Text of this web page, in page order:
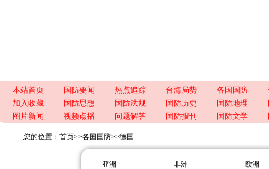
本站首页 国防要闻 热点追踪 台海局势 各国国防
加入收藏
国防思想 国防法规 国防历史 国防地理
图片新闻
视频点播 问题解答 国防报刊 国防文学
您的位置： 首页>>各国国防>>德国
亚洲 非洲 欧洲